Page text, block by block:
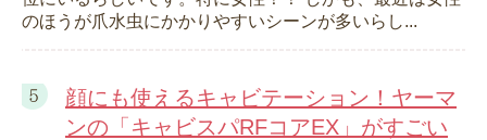
のほうが爪水虫にかかりやすいシーンが多いらし...
顔にも使えるキャビテーション！ヤーマ
ンの「キャビスパRFコアEX」がすごい